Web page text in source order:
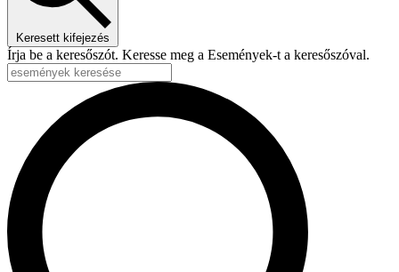
Keresett kifejezés
Írja be a keresőszót. Keresse meg a Események-t a keresőszóval.